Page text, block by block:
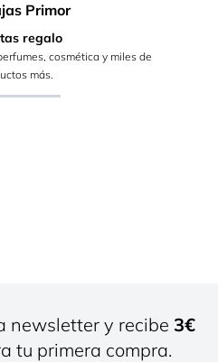
Primor
regalo
cosmética y miles de
más.
newsletter y recibe 3€
tu primera compra.